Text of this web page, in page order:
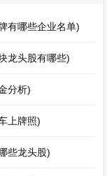
有哪些企业名单)
龙头股有哪些)
分析)
上牌照)
些龙头股)